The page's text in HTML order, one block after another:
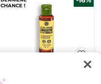
CHANCE !
concentré à la vanille